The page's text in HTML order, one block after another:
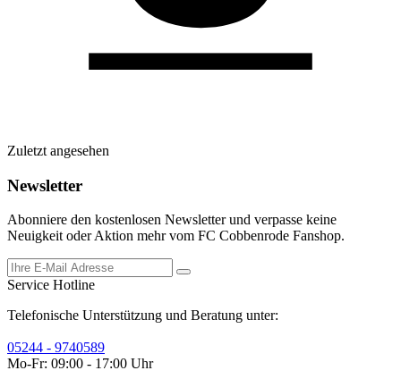
Zuletzt angesehen
Newsletter
Abonniere den kostenlosen Newsletter und verpasse keine
Neuigkeit oder Aktion mehr vom FC Cobbenrode Fanshop.
Service Hotline
Telefonische Unterstützung und Beratung unter:
05244 - 9740589
Mo-Fr: 09:00 - 17:00 Uhr